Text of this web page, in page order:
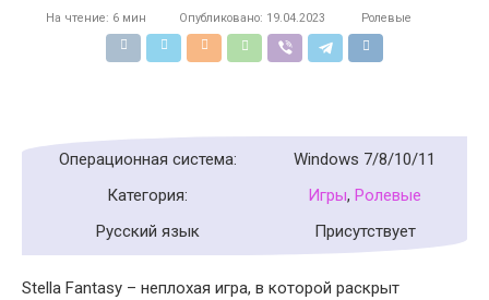
На чтение: 6 мин Опубликовано: 19.04.2023 Ролевые
Операционная система:
Windows 7/8/10/11
Категория:
Игры, Ролевые
Русский язык
Присутствует
Stella Fantasy – неплохая игра, в которой раскрыт